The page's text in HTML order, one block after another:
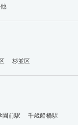
杉並区
園前駅
千歳船橋駅